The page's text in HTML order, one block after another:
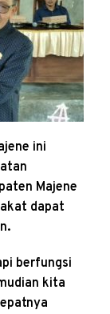
ini
Majene
dapat
berfungsi
kita